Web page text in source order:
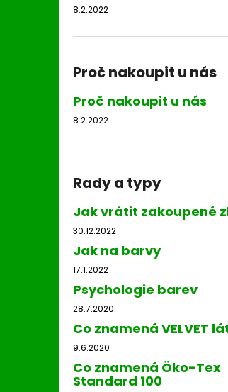
8.2.2022
Proč nakoupit u nás
Proč nakoupit u nás
8.2.2022
Rady a typy
Jak vrátit zakoupené
30.12.2022
Jak na barvy
17.1.2022
Psychologie barev
28.7.2020
Co znamená VELVET
9.6.2020
Co znamená Öko-Tex
Standard 100